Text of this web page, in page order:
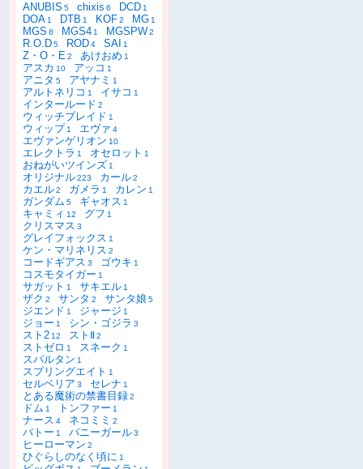
ANUBIS 5 chixis 6 DCD 1
DOA 1 DTB 1 KOF2 MG 1
MGS 8 MGS4 1 MGSPW2
R.O.D5 ROD4 SAI 1
Z・O・E2 あけおめ 1
アスカ 10 アッコ 1
アニタ 5 アヤナミ 1
アルトネリコ 1 イサコ 1
インタールード 2
ウィッチブレイド 1
ウィップ 1 エヴァ 4
エヴァンゲリオン 10
エレクトラ 1 オセロット 1
おねがいツインズ 1
オリジナル223 カール2
カエル2 ガメラ 1 カレン 1
ガンダム 5 ギャオス 1
キャミィ 12 グフ 1
クリスマス 3
グレイフォックス 1
ケン・マリネリス 2
コードギアス 3 ゴウキ 1
コスモタイガー 1
サガット 1 サキエル 1
ザク 2 サンタ 2 サンタ娘 5
ジエンド 1 ジャージ 1
ジョー 1 シン・ゴジラ 3
スト2 12 ストⅡ2
ストゼロ 1 スネーク 1
スパルタン 1
スプリングエイト 1
セルベリア 3 セレナ 1
とある魔術の禁書目録2
ドム 1 トンファー 1
ナース 4 ネコミミ 2
バトー 1 バニーガール3
ヒーローマン 2
ひぐらしのなく頃に 1